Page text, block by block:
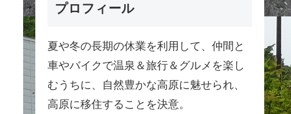
プロフィール
夏や冬の長期の休業を利用して、仲間と
車やバイクで温泉＆旅行＆グルメを楽し
むうちに、自然豊かな高原に魅せられ、
高原に移住することを決意。